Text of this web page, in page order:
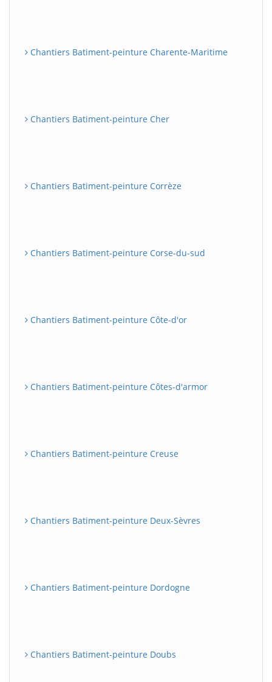
Chantiers Batiment-peinture Charente-Maritime
Chantiers Batiment-peinture Cher
Chantiers Batiment-peinture Corrèze
Chantiers Batiment-peinture Corse-du-sud
Chantiers Batiment-peinture Côte-d'or
Chantiers Batiment-peinture Côtes-d'armor
Chantiers Batiment-peinture Creuse
Chantiers Batiment-peinture Deux-Sèvres
Chantiers Batiment-peinture Dordogne
Chantiers Batiment-peinture Doubs